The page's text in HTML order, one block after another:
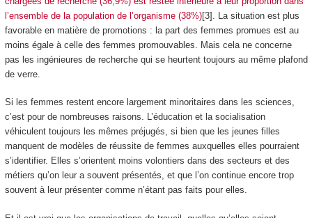
l’ensemble de la population de l’organisme (38%)[3]. La situation est plus
favorable en matière de promotions : la part des femmes promues est au
moins égale à celle des femmes promouvables. Mais cela ne concerne
pas les ingénieures de recherche qui se heurtent toujours au même plafond
de verre.
Si les femmes restent encore largement minoritaires dans les sciences,
c’est pour de nombreuses raisons. L’éducation et la socialisation
véhiculent toujours les mêmes préjugés, si bien que les jeunes filles
manquent de modèles de réussite de femmes auxquelles elles pourraient
s’identifier. Elles s’orientent moins volontiers dans des secteurs et des
métiers qu’on leur a souvent présentés, et que l’on continue encore trop
souvent à leur présenter comme n’étant pas faits pour elles.